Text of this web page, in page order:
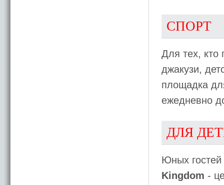
СПОРТ
Для тех, кто
джакузи,
площадка
ежедневно
ДЛЯ
Юных гостей
Kingdom -